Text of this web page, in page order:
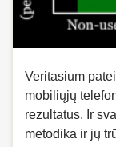
Veritasium
mobiliųjų
rezultatus. Ir
metodika ir jų